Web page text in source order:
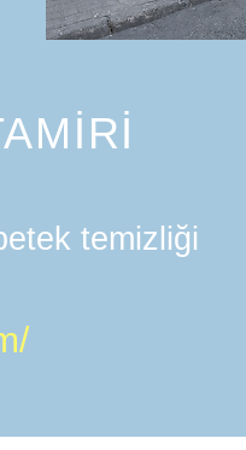
temizliği